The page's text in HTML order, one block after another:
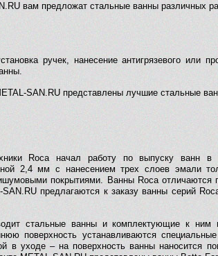
вам предложат стальные ванны различных
ручек, нанесение антигрязевого или
SAN.RU представлены лучшие стальные
Roca начал работу по выпуску
2,4 мм с нанесением трех слоев эмали
покрытиями. Ванны Roca
SAN.RU предлагаются к заказу ванны серий
стальные ванны и комплектующие к ним
поверхность устанавливаются
в уходе – на поверхность ванны наносится